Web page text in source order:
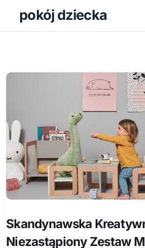
pokój dziecka
Skandynawska
Niezastąpiony Zestaw